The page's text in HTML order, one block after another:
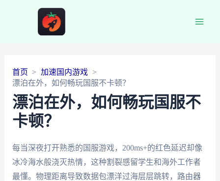
首页
加速国内游戏
漂泊在外，如何畅玩国服不卡顿？
漂泊在外，如何畅玩国服不
卡顿？
每当深夜打开熟悉的国服游戏，200ms+的红色延迟却像
冰冷海水般浇灭热情，这种割裂感留学生和海外工作者
最懂。物理距离导致数据包漂洋过海层层跳转，路由器